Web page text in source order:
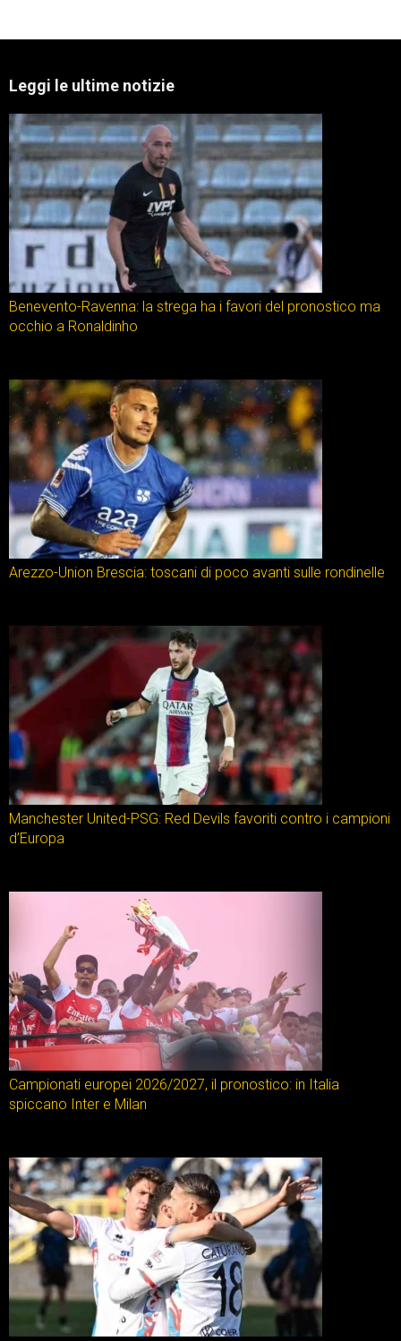
Leggi le ultime notizie
Benevento-Ravenna: la strega ha i favori del pronostico ma
occhio a Ronaldinho
Arezzo-Union Brescia: toscani di poco avanti sulle rondinelle
Manchester United-PSG: Red Devils favoriti contro i campioni
d’Europa
Campionati europei 2026/2027, il pronostico: in Italia
spiccano Inter e Milan